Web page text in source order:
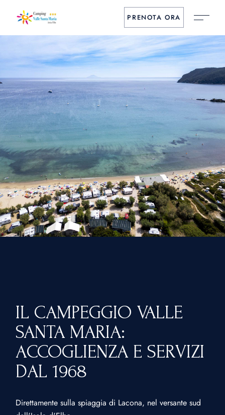
PRENOTA ORA
IL CAMPEGGIO VALLE
SANTA MARIA:
ACCOGLIENZA E SERVIZI
DAL 1968
Direttamente sulla spiaggia di Lacona, nel versante sud